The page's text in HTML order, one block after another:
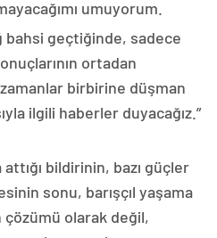
umuyorum.
bahsi geçtiğinde, sadece
ortadan
zamanlar birbirine düşman
ilgili haberler duyacağız.”
bildirinin, bazı güçler
sonu, barışçıl yaşama
çözümü olarak değil,